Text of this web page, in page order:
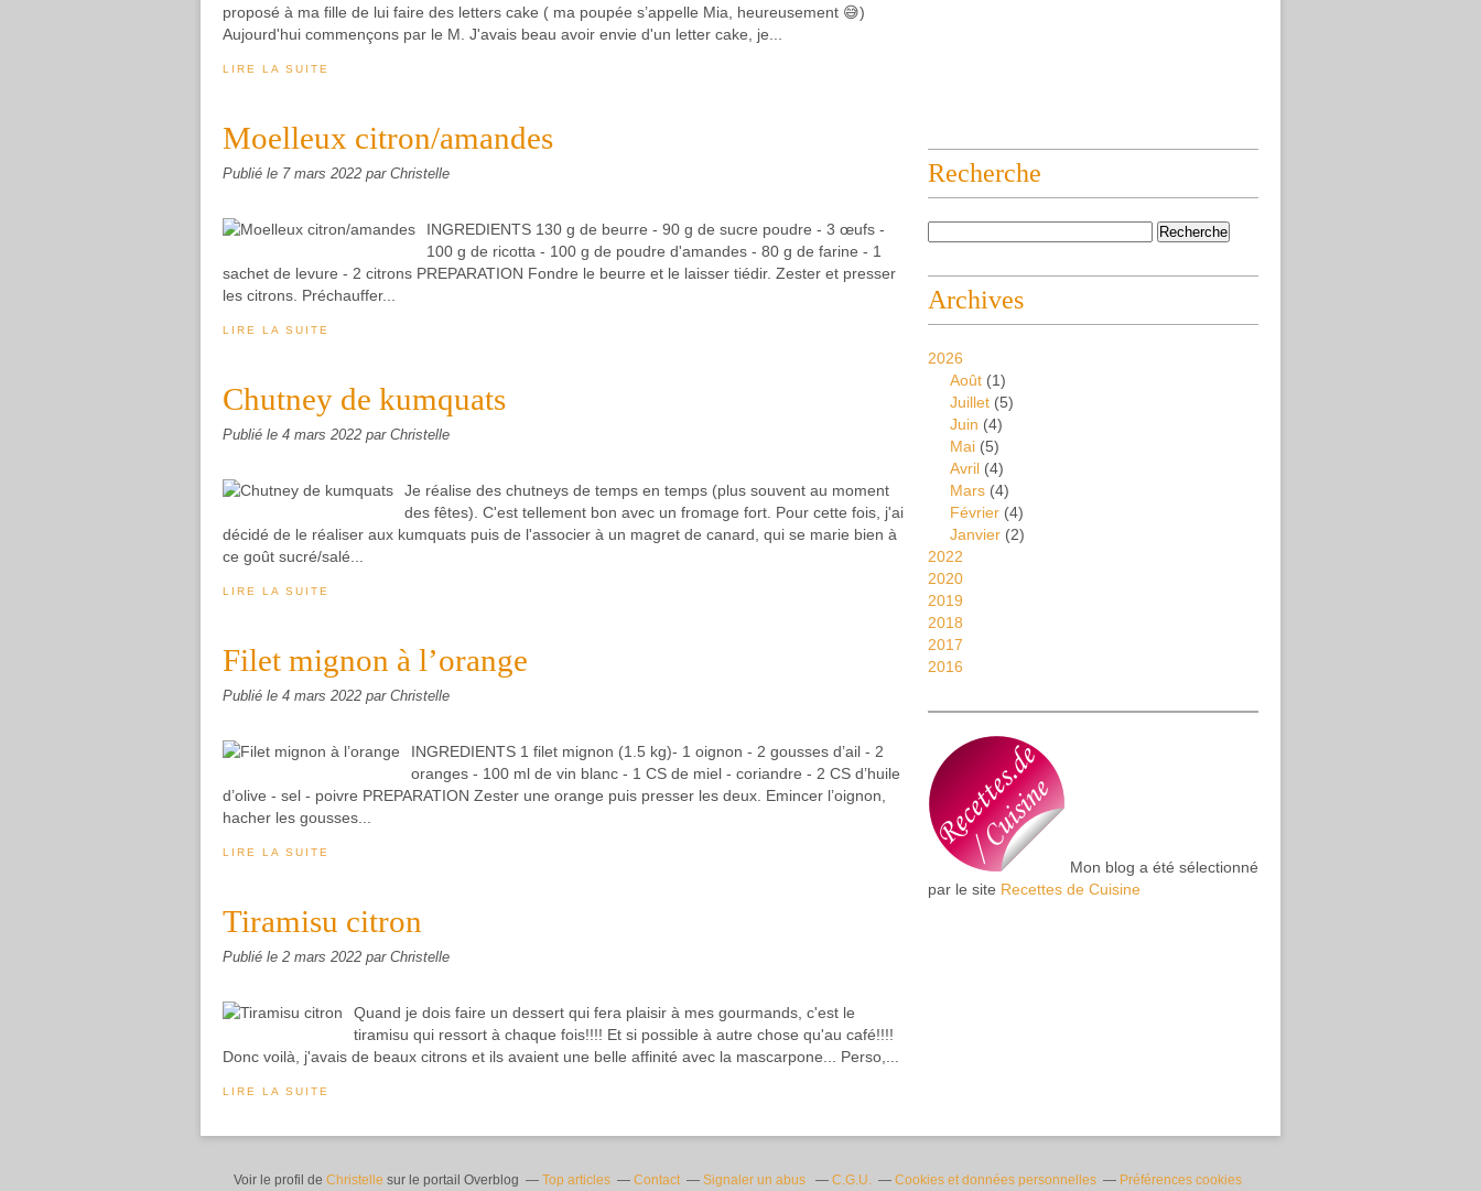
proposé à ma fille de lui faire des letters cake ( ma poupée s’appelle Mia, heureusement 😅)
Aujourd'hui commençons par le M. J'avais beau avoir envie d'un letter cake, je...
LIRE LA SUITE
Moelleux citron/amandes
Publié le 7 mars 2022 par Christelle
INGREDIENTS 130 g de beurre - 90 g de sucre poudre - 3 œufs -
100 g de ricotta - 100 g de poudre d'amandes - 80 g de farine - 1
sachet de levure - 2 citrons PREPARATION Fondre le beurre et le laisser tiédir. Zester et presser
les citrons. Préchauffer...
LIRE LA SUITE
Chutney de kumquats
Publié le 4 mars 2022 par Christelle
Je réalise des chutneys de temps en temps (plus souvent au moment
des fêtes). C'est tellement bon avec un fromage fort. Pour cette fois, j'ai
décidé de le réaliser aux kumquats puis de l'associer à un magret de canard, qui se marie bien à
ce goût sucré/salé...
LIRE LA SUITE
Filet mignon à l’orange
Publié le 4 mars 2022 par Christelle
INGREDIENTS 1 filet mignon (1.5 kg)- 1 oignon - 2 gousses d’ail - 2
oranges - 100 ml de vin blanc - 1 CS de miel - coriandre - 2 CS d’huile
d’olive - sel - poivre PREPARATION Zester une orange puis presser les deux. Emincer l’oignon,
hacher les gousses...
LIRE LA SUITE
Tiramisu citron
Publié le 2 mars 2022 par Christelle
Quand je dois faire un dessert qui fera plaisir à mes gourmands, c'est le
tiramisu qui ressort à chaque fois!!!! Et si possible à autre chose qu'au café!!!!
Donc voilà, j'avais de beaux citrons et ils avaient une belle affinité avec la mascarpone... Perso,...
LIRE LA SUITE
Recherche
Archives
2026
Août (1)
Juillet (5)
Juin (4)
Mai (5)
Avril (4)
Mars (4)
Février (4)
Janvier (2)
2022
2020
2019
2018
2017
2016
Mon blog a été sélectionné
par le site Recettes de Cuisine
Voir le profil de Christelle sur le portail Overblog Top articles Contact Signaler un abus C.G.U. Cookies et données personnelles Préférences cookies